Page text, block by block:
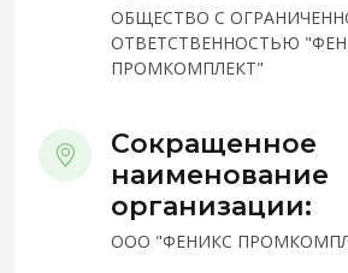
ОБЩЕСТВО С
ОТВЕТСТВЕННОСТЬЮ
ПРОМКОМПЛЕКТ"
Сокращенное
наименование
организации:
ООО "ФЕНИКС